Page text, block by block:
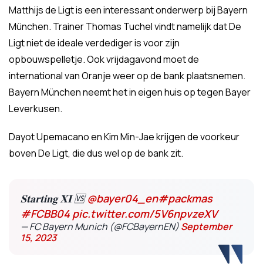
Matthijs de Ligt is een interessant onderwerp bij Bayern
München. Trainer Thomas Tuchel vindt namelijk dat De
Ligt niet de ideale verdediger is voor zijn
opbouwspelletje. Ook vrijdagavond moet de
international van Oranje weer op de bank plaatsnemen.
Bayern München neemt het in eigen huis op tegen Bayer
Leverkusen.
Dayot Upemacano en Kim Min-Jae krijgen de voorkeur
boven De Ligt, die dus wel op de bank zit.
𝐒𝐭𝐚𝐫𝐭𝐢𝐧𝐠 𝐗𝐈 🆚@bayer04_en#packmas
#FCBB04 pic.twitter.com/5V6npvzeXV
— FC Bayern Munich (@FCBayernEN)September
15, 2023